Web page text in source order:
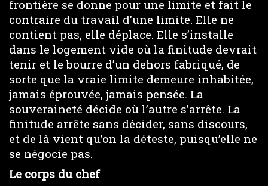
frontière se donne pour une limite et fait le
contraire du travail d’une limite. Elle ne
contient pas, elle déplace. Elle s’installe
dans le logement vide où la finitude devrait
tenir et le bourre d’un dehors fabriqué, de
sorte que la vraie limite demeure inhabitée,
jamais éprouvée, jamais pensée. La
souveraineté décide où l’autre s’arrête. La
finitude arrête sans décider, sans discours,
et de là vient qu’on la déteste, puisqu’elle ne
se négocie pas.
Le corps du chef